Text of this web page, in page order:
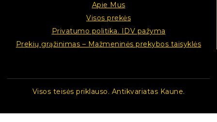
Apie Mus
Visos prekės
Privatumo politika. IDV pažyma
Prekių grąžinimas – Mažmeninės prekybos taisyklės
Visos teisės priklauso. Antikvariatas Kaune.